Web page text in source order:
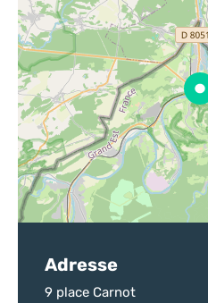
Adresse
9 place Carnot